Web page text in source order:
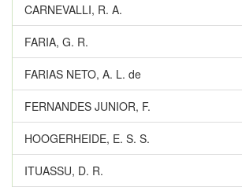
CARNEVALLI, R. A.
FARIA, G. R.
FARIAS NETO, A. L. de
FERNANDES JUNIOR, F.
HOOGERHEIDE, E. S. S.
ITUASSU, D. R.